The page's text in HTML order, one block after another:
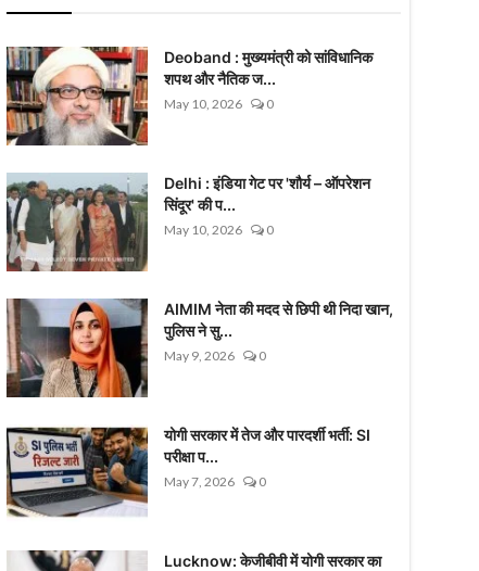
Deoband : मुख्यमंत्री को सांविधानिक
शपथ और नैतिक ज...
May 10, 2026 0
Delhi : इंडिया गेट पर 'शौर्य – ऑपरेशन
सिंदूर' की प...
May 10, 2026 0
AIMIM नेता की मदद से छिपी थी निदा खान,
पुलिस ने सु...
May 9, 2026 0
योगी सरकार में तेज और पारदर्शी भर्ती: SI
परीक्षा प...
May 7, 2026 0
Lucknow: केजीबीवी में योगी सरकार का